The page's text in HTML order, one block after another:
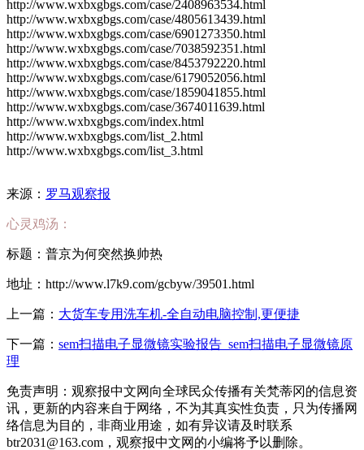
http://www.wxbxgbgs.com/case/2408963534.html
http://www.wxbxgbgs.com/case/4805613439.html
http://www.wxbxgbgs.com/case/6901273350.html
http://www.wxbxgbgs.com/case/7038592351.html
http://www.wxbxgbgs.com/case/8453792220.html
http://www.wxbxgbgs.com/case/6179052056.html
http://www.wxbxgbgs.com/case/1859041855.html
http://www.wxbxgbgs.com/case/3674011639.html
http://www.wxbxgbgs.com/index.html
http://www.wxbxgbgs.com/list_2.html
http://www.wxbxgbgs.com/list_3.html
来源： 罗马观察报
心灵鸡汤：
标题：普京为何突然换帅热
地址：http://www.l7k9.com/gcbyw/39501.html
上一篇： 大货车专用洗车机-全自动电脑控制,更便捷
下一篇： sem扫描电子显微镜实验报告_sem扫描电子显微镜原
理
免责声明：观察报中文网向全球民众传播有关梵蒂冈的信息资
讯，更新的内容来自于网络，不为其真实性负责，只为传播网
络信息为目的，非商业用途，如有异议请及时联系
btr2031@163.com，观察报中文网的小编将予以删除。